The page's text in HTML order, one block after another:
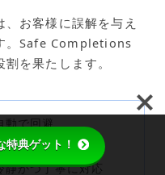
お客様に誤解を与え
。Safe Completions
を果たします。
動で回避
確な注釈をつける
静かつ丁寧に対応
特典ゲット！